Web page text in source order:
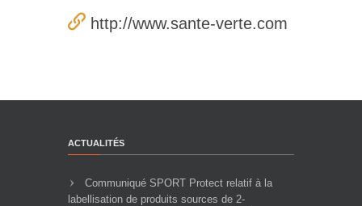
http://www.sante-verte.com
ACTUALITÉS
Communiqué SPORT Protect relatif à la
labellisation de produits sources de 2-